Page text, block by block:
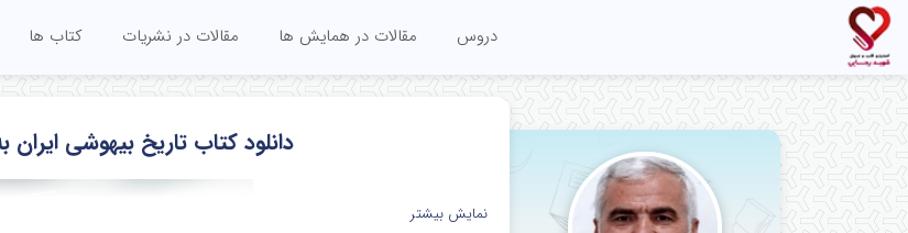
دروس مقالات در همایش ها مقالات در نشریات کتاب ها
دانلود کتاب تاریخ بیهوشی
نمایش بیشتر